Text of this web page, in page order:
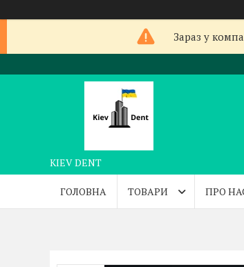
Зараз у
KIEV DENT
ГОЛОВНА ТОВАРИ ПРО